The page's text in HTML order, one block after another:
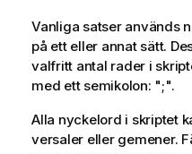
Vanliga satser används
på ett eller annat sätt.
valfritt antal rader i
med ett semikolon: ";".
Alla nyckelord i skriptet
versaler eller gemener.